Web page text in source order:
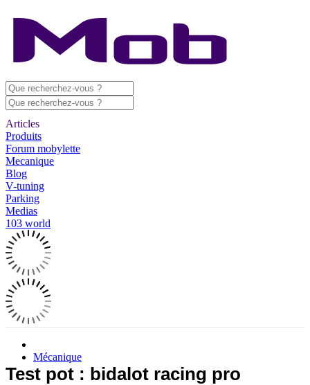
Articles
Produits
Forum mobylette
Mecanique
Blog
V-tuning
Parking
Medias
103 world
Mécanique
Test pot : bidalot racing pro